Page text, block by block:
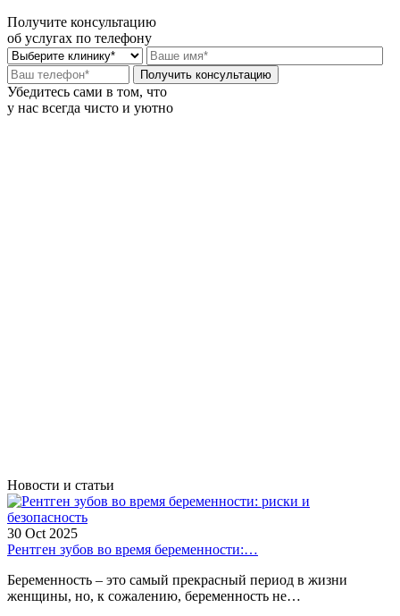
Получите консультацию
об услугах по телефону
Убедитесь сами в том, что
у нас всегда чисто и уютно
Новости и статьи
30 Oct 2025
Рентген зубов во время беременности:…
Беременность – это самый прекрасный период в жизни
женщины, но, к сожалению, беременность не…